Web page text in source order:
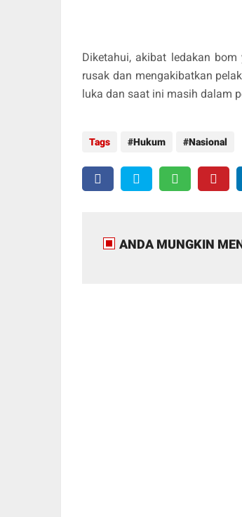
Diketahui, akibat ledakan
rusak dan mengakibatkan
luka dan saat ini masih dalam
Tags Hukum Nasional
ANDA MUNGKIN